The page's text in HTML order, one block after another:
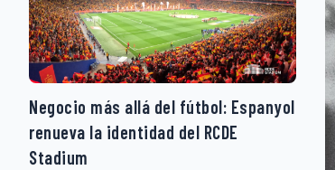
Negocio más allá del fútbol: Espanyol
renueva la identidad del RCDE
Stadium